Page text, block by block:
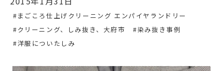
#まごころ仕上げクリーニング エンパイヤランドリー
#クリーニング、しみ抜き、大府市
#染み抜き事例
#洋服についたしみ